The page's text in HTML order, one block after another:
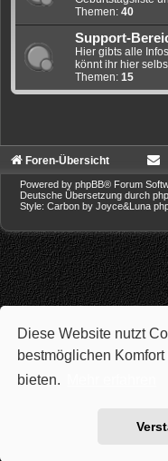
Diese Website nutzt
bestmöglichen
bieten.
Themen: 40
Support-
Hier gibts alle
könnt ihr hier
Themen: 15
Foren-Übersicht
Powered by phpBB® Forum
Deutsche Übersetzung durch
Style: Carbon by Joyce&Luna